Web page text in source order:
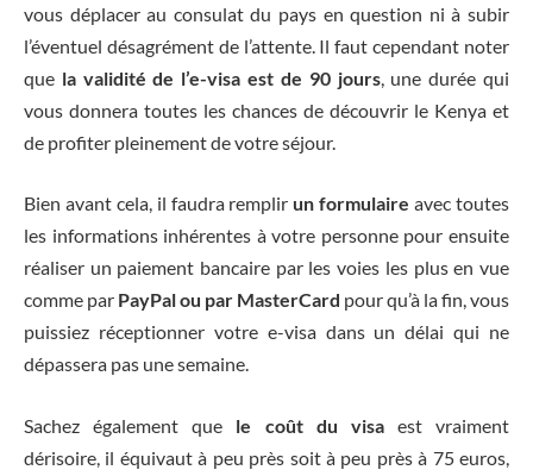
vous déplacer au consulat du pays en question ni à subir
l’éventuel désagrément de l’attente. Il faut cependant noter
que la validité de l’e-visa est de 90 jours, une durée qui
vous donnera toutes les chances de découvrir le Kenya et
de profiter pleinement de votre séjour.
Bien avant cela, il faudra remplir un formulaire avec toutes
les informations inhérentes à votre personne pour ensuite
réaliser un paiement bancaire par les voies les plus en vue
comme par PayPal ou par MasterCard pour qu’à la fin, vous
puissiez réceptionner votre e-visa dans un délai qui ne
dépassera pas une semaine.
Sachez également que le coût du visaest vraiment
dérisoire, il équivaut à peu près soit à peu près à 75 euros,